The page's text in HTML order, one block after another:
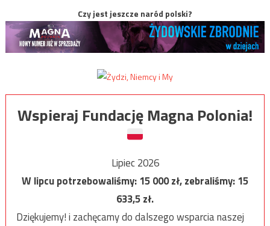
Czy jest jeszcze naród polski?
Wspieraj Fundację Magna Polonia!
Lipiec 2026
W lipcu potrzebowaliśmy:15 000zł, zebraliśmy:15
633,5zł.
Dziękujemy! i zachęcamy do dalszego wsparcia naszej